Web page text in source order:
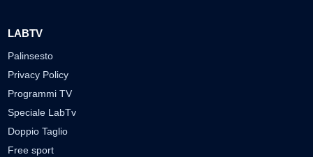
LABTV
Palinsesto
Privacy Policy
Programmi TV
Speciale LabTv
Doppio Taglio
Free sport